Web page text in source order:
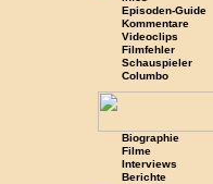
Episoden-Guide
Kommentare
Videoclips
Filmfehler
Schauspieler
Columbo
Biographie
Filme
Interviews
Berichte